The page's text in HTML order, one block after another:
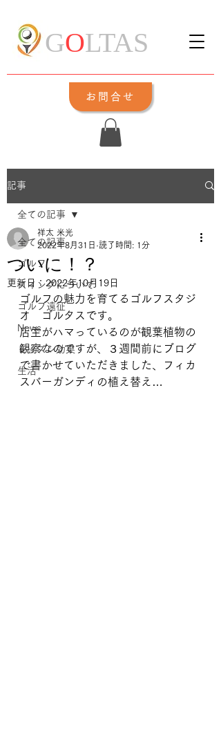
GOLTAS
お問合せ
記事
全ての記事
ゴルフ
スイングについて
ゴルフ遠征
News
レッスン効果
生活
全ての記事
ついに！？
祥太 米光
2022年8月31日 読了時間: 1分
更新日：2022年10月19日
ゴルフの魅力を育てるゴルフスタジ
オ　ゴルタスです。
店主がハマっているのが観葉植物の
観察なのですが、３週間前にブログ
で書かせていただきました、フィカ
スバーガンディの植え替え…